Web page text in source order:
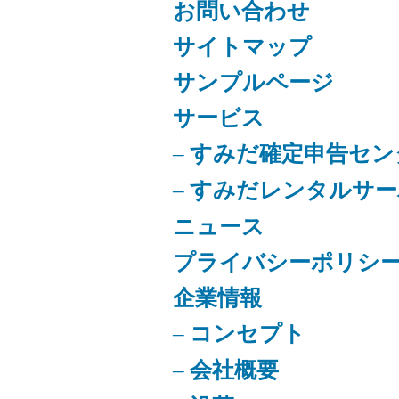
お問い合わせ
サイトマップ
サンプルページ
サービス
すみだ確定申告セ
すみだレンタルサ
ニュース
プライバシーポリシ
企業情報
コンセプト
会社概要